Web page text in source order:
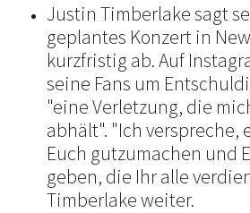
Justin Timberlake sagt
geplantes Konzert in
kurzfristig ab. Auf
seine Fans um
"eine Verletzung, die
abhält". "Ich verspreche,
Euch gutzumachen und
geben, die Ihr alle
Timberlake weiter.